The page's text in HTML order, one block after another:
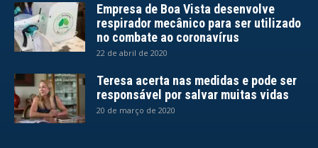
Empresa de Boa Vista desenvolve
respirador mecânico para ser utilizado
no combate ao coronavírus
22 de abril de 2020
Teresa acerta nas medidas e pode ser
responsável por salvar muitas vidas
20 de março de 2020